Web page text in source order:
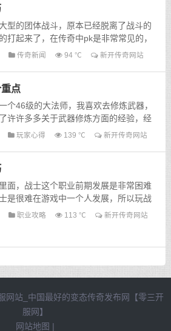
型的团体战斗，原本已经脱离了战斗的
打起来了，在传奇中pk是非常常见的，
种现象，所以我们也并没有怎么在意，
传奇新闻 94 ℃ 新开传奇网站
点
个46级的大法师，我喜欢去修炼武器，
许许多多关于武器修炼方面的经验，经
交流，总结了一套自己升级武器的方
玩家心得 139 ℃ 新开传奇网站
面，战士这个职业前期发展是非常困难
是很难在游戏中一个人发展，所以玩战
很好的装备。一般的战士玩家等...
职业攻略 113 ℃
新开传奇网站
网站_中国最好的变态传奇发布网【零三开
服网】
网站地图 |